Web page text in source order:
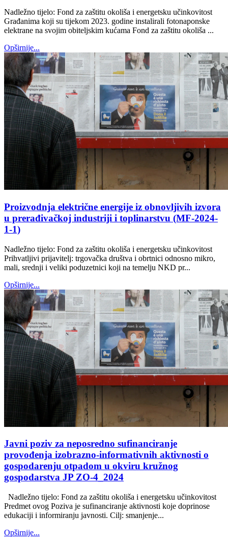
Nadležno tijelo: Fond za zaštitu okoliša i energetsku učinkovitost
Građanima koji su tijekom 2023. godine instalirali fotonaponske
elektrane na svojim obiteljskim kućama Fond za zaštitu okoliša ...
Opširnije...
Proizvodnja električne energije iz obnovljivih izvora
u prerađivačkoj industriji i toplinarstvu (MF-2024-
1-1)
Nadležno tijelo: Fond za zaštitu okoliša i energetsku učinkovitost
Prihvatljivi prijavitelj: trgovačka društva i obrtnici odnosno mikro,
mali, srednji i veliki poduzetnici koji na temelju NKD pr...
Opširnije...
Javni poziv za neposredno sufinanciranje
provođenja izobrazno-informativnih aktivnosti o
gospodarenju otpadom u okviru kružnog
gospodarstva JP ZO-4_2024
Nadležno tijelo: Fond za zaštitu okoliša i energetsku učinkovitost
Predmet ovog Poziva je sufinanciranje aktivnosti koje doprinose
edukaciji i informiranju javnosti. Cilj: smanjenje...
Opširnije...